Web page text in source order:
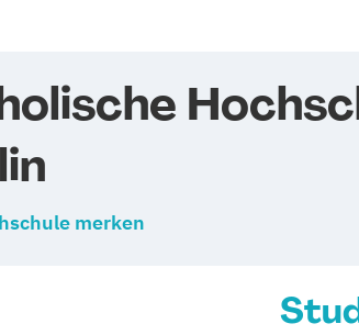
merken